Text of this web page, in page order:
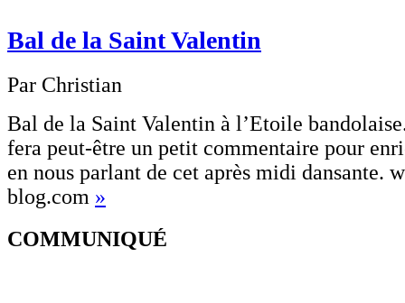
Bal de la Saint Valentin
Par Christian
Bal de la Saint Valentin à l’Etoile
fera peut-être un petit commentaire pour
en nous parlant de cet après midi dansante.
blog.com »
COMMUNIQUÉ